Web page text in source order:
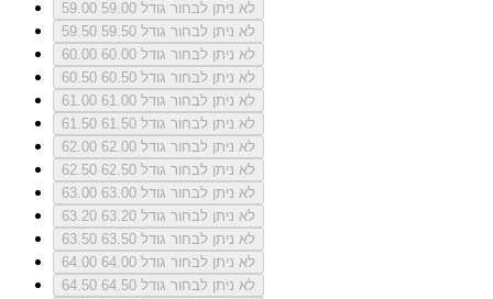
59.00
לא ניתן לבחור גודל 59.00
59.50
לא ניתן לבחור גודל 59.50
60.00
לא ניתן לבחור גודל 60.00
60.50
לא ניתן לבחור גודל 60.50
61.00
לא ניתן לבחור גודל 61.00
61.50
לא ניתן לבחור גודל 61.50
62.00
לא ניתן לבחור גודל 62.00
62.50
לא ניתן לבחור גודל 62.50
63.00
לא ניתן לבחור גודל 63.00
63.20
לא ניתן לבחור גודל 63.20
63.50
לא ניתן לבחור גודל 63.50
64.00
לא ניתן לבחור גודל 64.00
64.50
לא ניתן לבחור גודל 64.50